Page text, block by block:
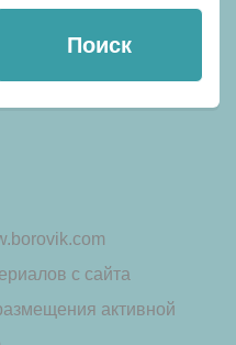
с сайта
активной